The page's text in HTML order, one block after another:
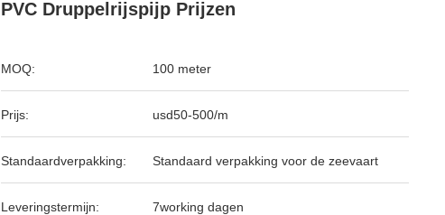
PVC Druppelrijspijp Prijzen
MOQ: 100 meter
Prijs: usd50-500/m
Standaardverpakking: Standaard verpakking voor de zeevaart
Leveringstermijn: 7working dagen